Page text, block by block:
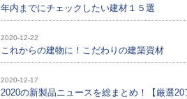
年内までにチェックしたい建材１５選
2020-12-22
これからの建物に！こだわりの建築資材
2020-12-17
2020の新製品ニュースを総まとめ！【厳選20